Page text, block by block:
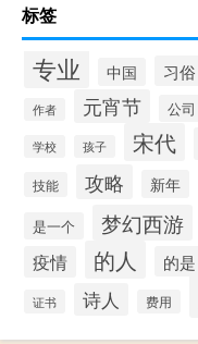
标签
专业 中国 习俗
作者 元宵节 公司
学校 孩子 宋代
技能 攻略 新年
是一个 梦幻西游
疫情 的人 的是
证书 诗人 费用